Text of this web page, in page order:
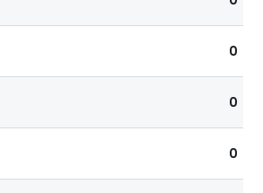
0
0
0